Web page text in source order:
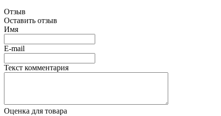
Отзыв
Оставить отзыв
Имя
E-mail
Текст комментария
Оценка для товара